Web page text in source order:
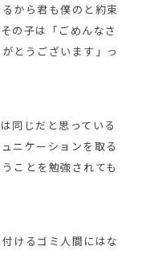
から君も僕のと約束
の子は「ごめんなさ
とうございます」っ
同じだと思っている
ニケーションを取る
ことを勉強されても
けるゴミ人間にはな